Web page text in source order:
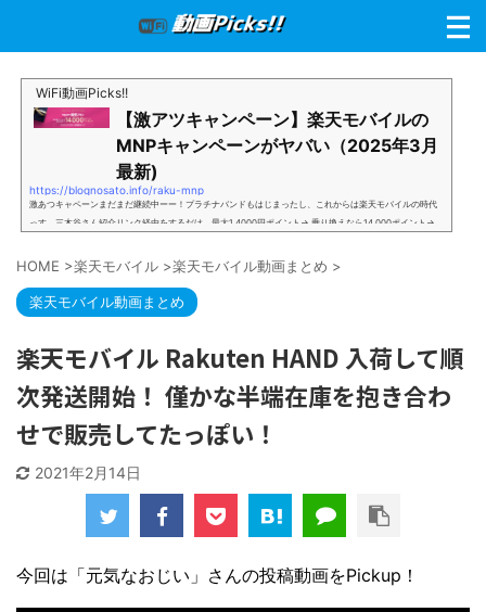
WiFi動画Picks!!
【激アツキャンペーン】楽天モバイルの
MNPキャンペーンがヤバい（2025年3月
最新)
https://blognosato.info/raku-mnp
激あつキャペーンまだまだ継続中ーー！プラチナバンドもはじまったし、これからは楽天モバイルの時代
っす。三木谷さん紹介リンク経由をするだけ。最大1,4000円ポイント→ 乗り換えなら14,000ポイント→
谷さんキャンペーン／2回線目以降でもOK再契約でもでもOK背水の陣の楽天モバイル。ついに「最後の賭
別招待ページから楽天モバイ...
HOME >楽天モバイル >楽天モバイル動画まとめ >
楽天モバイル動画まとめ
楽天モバイル Rakuten HAND 入荷して順
次発送開始！ 僅かな半端在庫を抱き合わ
せで販売してたっぽい！
2021年2月14日
今回は「元気なおじい」さんの投稿動画をPickup！